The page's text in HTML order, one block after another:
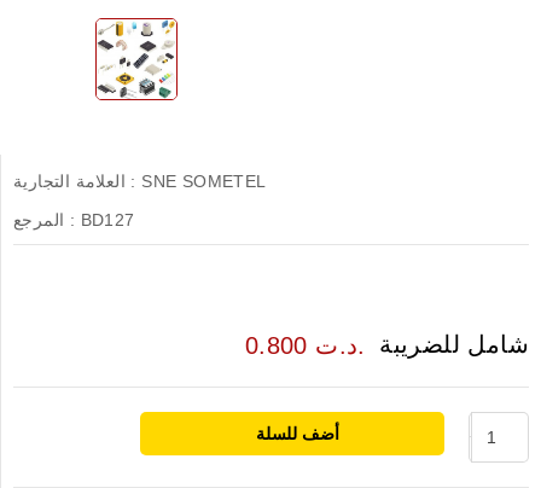
العلامة التجارية : SNE SOMETEL
المرجع : BD127
0.800 د.ت. شامل للضريبة
أضف للسلة